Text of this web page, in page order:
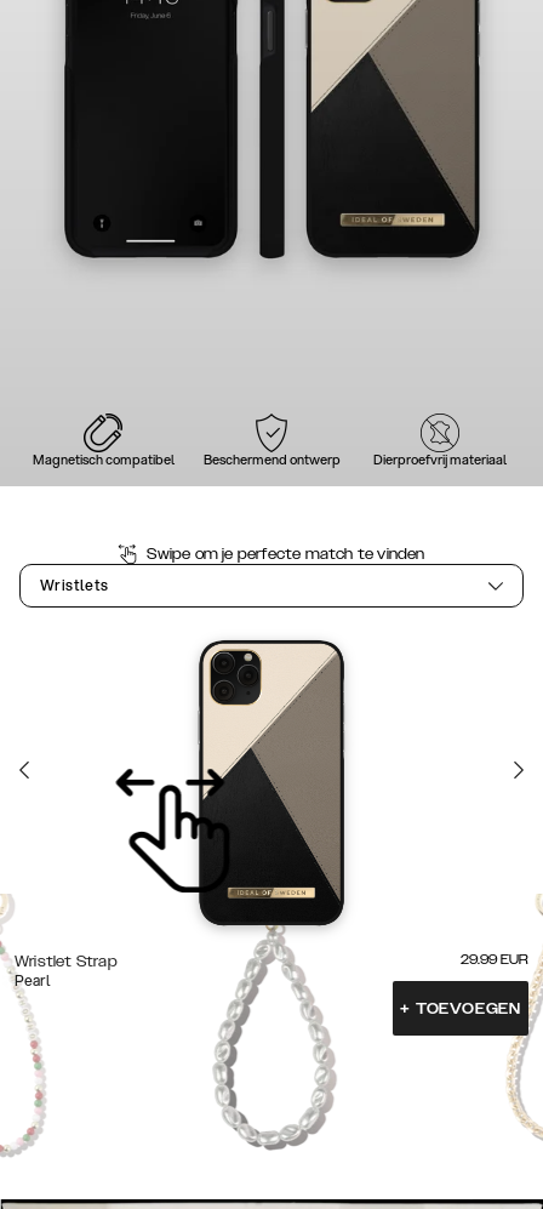
Magnetisch compatibel Beschermend ontwerp Dierproefvrij materiaal
Swipe om je perfecte match te vinden
Wristlets
Wristlet Strap
Pearl
29.99 EUR
+ TOEVOEGEN